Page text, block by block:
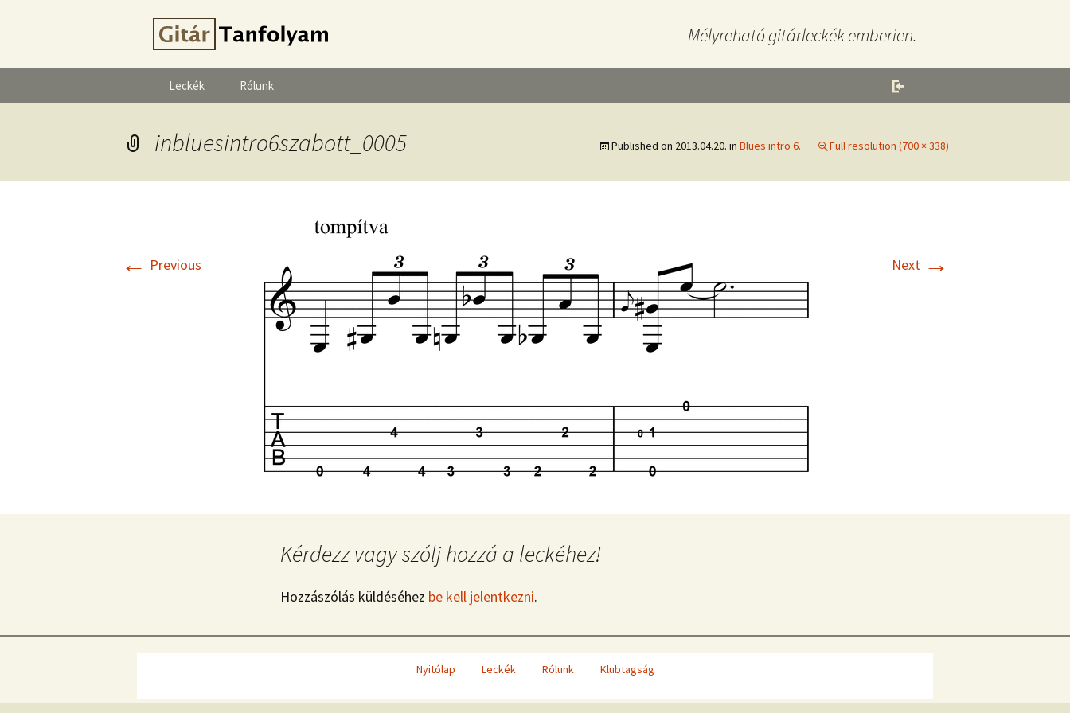
Mélyreható gitárleckék emberien.
Leckék Rólunk
inbluesintro6szabott_0005 Published on 2013.04.20. in Blues intro 6. Full resolution (700 × 338)
← Previous Next →
Kérdezz vagy szólj hozzá a leckéhez!
Hozzászólás küldéséhez be kell jelentkezni.
Nyitólap Leckék Rólunk Klubtagság